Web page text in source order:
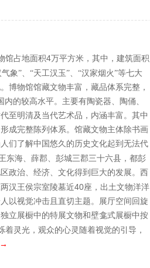
馆占地面积4万平方米，其中，建筑面积
象”、“天工汉玉”、“汉家烟火”等七大
博物馆馆藏文物丰富，藏品体系完整，
的较高水平。主要有陶瓷器、陶俑、
至明清及当代艺术品，内涵丰富。其中
成完整陈列体系。馆藏文物主体除书画
们了解中国悠久的历史文化起到无法代
东海、薛郡、彭城三郡三十六县，都彭
政治、经济、文化得到巨大的发展。西
汉王侯宗室陵墓近40座，出土文物洋洋
以视觉冲击且直切主题。展厅空间回旋
立展橱中的特展文物和壁龛式展橱中按
灵光，观众的心灵随着视觉的引导，